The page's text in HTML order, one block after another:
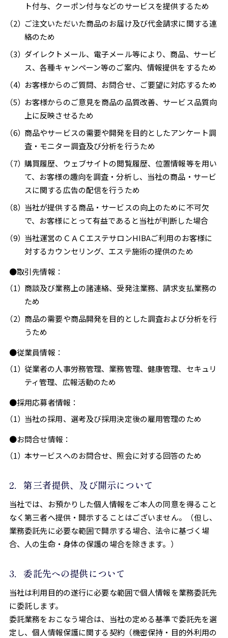
ト付与、クーポン付与などのサービスを提供するため
ご注文いただいた商品のお届け及び代金請求に関する連
絡のため
ダイレクトメール、電子メール等により、商品、サービ
ス、各種キャンペーン等のご案内、情報提供をするため
お客様からのご質問、お問合せ、ご要望に対応するため
お客様からのご意見を商品の品質改善、サービス品質向
上に反映させるため
商品やサービスの需要や開発を目的としたアンケート調
査・モニター調査及び分析を行うため
購買履歴、ウェブサイトの閲覧履歴、位置情報等を用い
て、お客様の趣向を調査・分析し、当社の商品・サービ
スに関する広告の配信を行うため
当社が提供する商品・サービスの向上のために不可欠
で、お客様にとって有益であると当社が判断した場合
当社運営のＣＡＣエステサロンHIBAご利用のお客様に
対するカウンセリング、エステ施術の提供のため
●取引先情報：
商談及び業務上の諸連絡、受発注業務、請求支払業務の
ため
商品の需要や商品開発を目的とした調査および分析を行
うため
●従業員情報：
従業者の人事労務管理、業務管理、健康管理、セキュリ
ティ管理、広報活動のため
●採用応募者情報：
当社の採用、選考及び採用決定後の雇用管理のため
●お問合せ情報：
本サービスへのお問合せ、照会に対する回答のため
2．第三者提供、及び開示について
当社では、お預かりした個人情報をご本人の同意を得ること
なく第三者へ提供・開示することはございません。（但し、
業務委託先に必要な範囲で開示する場合、法令に基づく場
合、人の生命・身体の保護の場合を除きます。）
3．委託先への提供について
当社は利用目的の遂行に必要な範囲で個人情報を業務委託先
に委託します。
委託業務をおこなう場合は、当社の定める基準で委託先を選
定し、個人情報保護に関する契約（機密保持・目的外利用の